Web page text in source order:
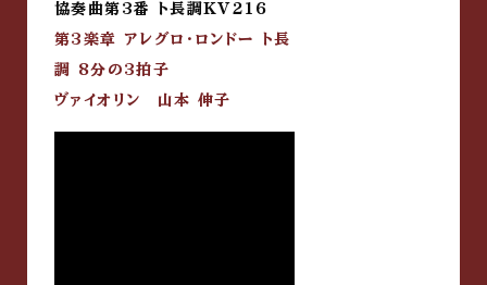
協奏曲第3番 ト長調KV216
第3楽章 アレグロ・ロンドー ト長
調 8分の3拍子
ヴァイオリン 山本 伸子